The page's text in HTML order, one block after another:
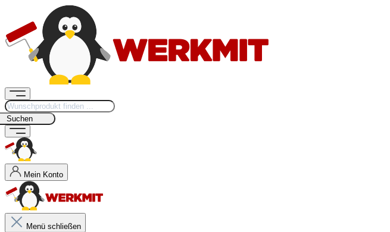
Suchen
Mein Konto
Menü schließen